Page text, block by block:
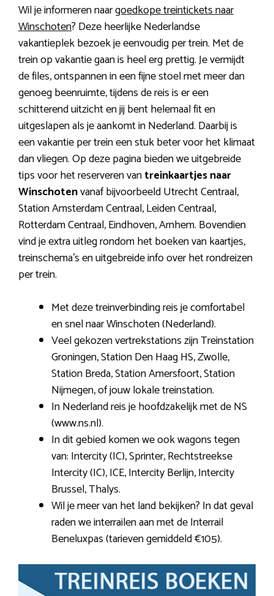
Wil je informeren naargoedkope treintickets naar
Winschoten? Deze heerlijke Nederlandse
vakantieplek bezoek je eenvoudig per trein. Met de
trein op vakantie gaan is heel erg prettig. Je vermijdt
de files, ontspannen in een fijne stoel met meer dan
genoeg beenruimte, tijdens de reis is er een
schitterend uitzicht en jij bent helemaal fit en
uitgeslapen als je aankomt in Nederland. Daarbij is
een vakantie per trein een stuk beter voor het klimaat
dan vliegen. Op deze pagina bieden we uitgebreide
tips voor het reserveren vantreinkaartjes naar
Winschotenvanaf bijvoorbeeld Utrecht Centraal,
Station Amsterdam Centraal, Leiden Centraal,
Rotterdam Centraal, Eindhoven, Arnhem. Bovendien
vind je extra uitleg rondom het boeken van kaartjes,
treinschema’s en uitgebreide info over het rondreizen
per trein.
Met deze treinverbinding reis je comfortabel
en snel naar Winschoten (Nederland).
Veel gekozen vertrekstations zijn Treinstation
Groningen, Station Den Haag HS, Zwolle,
Station Breda, Station Amersfoort, Station
Nijmegen, of jouw lokale treinstation.
In Nederland reis je hoofdzakelijk met de NS
(www.ns.nl).
In dit gebied komen we ook wagons tegen
van: Intercity (IC), Sprinter, Rechtstreekse
Intercity (IC), ICE, Intercity Berlijn, Intercity
Brussel, Thalys.
Wil je meer van het land bekijken? In dat geval
raden we interrailen aan met de Interrail
Beneluxpas (tarieven gemiddeld €105).